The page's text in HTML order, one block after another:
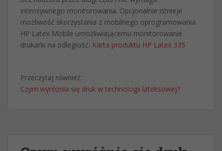
intensywnego monitorowania. Opcjonalnie istnieje
możliwość skorzystania z mobilnego oprogramowania
HP Latex Mobile umożliwiającemu monitorowanie
drukarki na odległość. Karta produktu HP Latex 335
Przeczytaj również:
Czym wyróżnia się druk w technologii lateksowej?